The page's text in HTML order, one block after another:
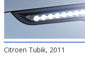
Citroen Tubik, 2011